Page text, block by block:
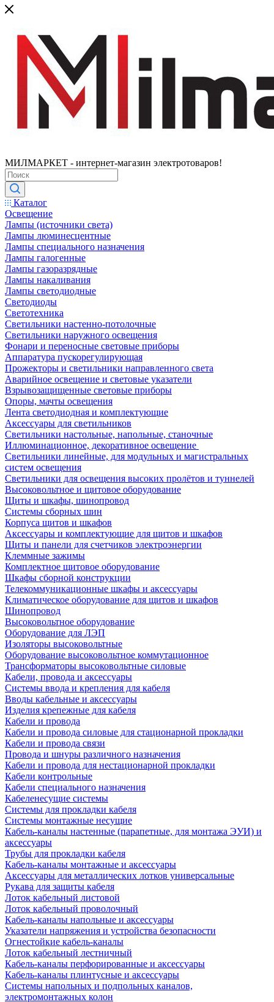
МИЛМАРКЕТ - интернет-магазин электротоваров!
Каталог
Освещение
Лампы (источники света)
Лампы люминесцентные
Лампы специального назначения
Лампы галогенные
Лампы газоразрядные
Лампы накаливания
Лампы светодиодные
Светодиоды
Светотехника
Светильники настенно-потолочные
Светильники наружного освещения
Фонари и переносные световые приборы
Аппаратура пускорегулирующая
Прожекторы и светильники направленного света
Аварийное освещение и световые указатели
Взрывозащищенные световые приборы
Опоры, мачты освещения
Лента светодиодная и комплектующие
Аксессуары для светильников
Светильники настольные, напольные, станочные
Иллюминационное, декоративное освещение
Светильники линейные, для модульных и магистральных
систем освещения
Светильники для освещения высоких пролётов и туннелей
Высоковольтное и щитовое оборудование
Щиты и шкафы, шинопровод
Системы сборных шин
Корпуса щитов и шкафов
Аксессуары и комплектующие для щитов и шкафов
Щиты и панели для счетчиков электроэнергии
Клеммные зажимы
Комплектное щитовое оборудование
Шкафы сборной конструкции
Телекоммуникационные шкафы и аксессуары
Климатическое оборудование для щитов и шкафов
Шинопровод
Высоковольтное оборудование
Оборудование для ЛЭП
Изоляторы высоковольтные
Оборудование высоковольтное коммутационное
Трансформаторы высоковольтные силовые
Кабели, провода и аксессуары
Системы ввода и крепления для кабеля
Вводы кабельные и аксессуары
Изделия крепежные для кабеля
Кабели и провода
Кабели и провода силовые для стационарной прокладки
Кабели и провода связи
Провода и шнуры различного назначения
Кабели и провода для нестационарной прокладки
Кабели контрольные
Кабели специального назначения
Кабеленесущие системы
Системы для прокладки кабеля
Системы монтажные несущие
Кабель-каналы настенные (парапетные, для монтажа ЭУИ) и
аксессуары
Трубы для прокладки кабеля
Кабель-каналы монтажные и аксессуары
Аксессуары для металлических лотков универсальные
Рукава для защиты кабеля
Лоток кабельный листовой
Лоток кабельный проволочный
Кабель-каналы напольные и аксессуары
Указатели напряжения и устройства безопасности
Огнестойкие кабель-каналы
Лоток кабельный лестничный
Кабель-каналы перфорированные и аксессуары
Кабель-каналы плинтусные и аксессуары
Системы напольных и подпольных каналов,
электромонтажных колон